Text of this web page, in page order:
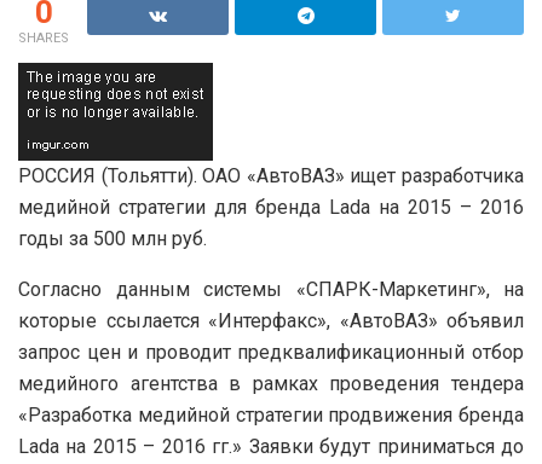
0
SHARES
РОССИЯ (Тольятти). ОАО «АвтоВАЗ» ищет разработчика
медийной стратегии для бренда Lada на 2015 – 2016
годы за 500 млн руб.
Согласно данным системы «СПАРК-Маркетинг», на
которые ссылается «Интерфакс», «АвтоВАЗ» объявил
запрос цен и проводит предквалификационный отбор
медийного агентства в рамках проведения тендера
«Разработка медийной стратегии продвижения бренда
Lada на 2015 – 2016 гг.» Заявки будут приниматься до